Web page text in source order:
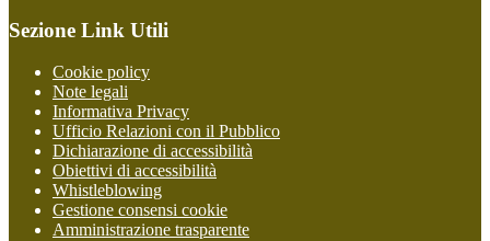
Sezione Link Utili
Cookie policy
Note legali
Informativa Privacy
Ufficio Relazioni con il Pubblico
Dichiarazione di accessibilità
Obiettivi di accessibilità
Whistleblowing
Gestione consensi cookie
Amministrazione trasparente